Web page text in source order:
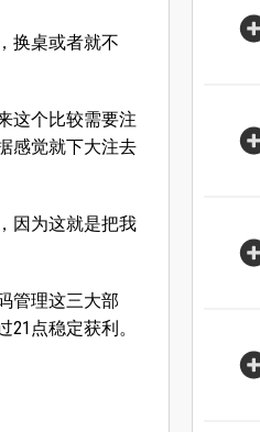
换桌或者就不
这个比较需要注
感觉就下大注去
因为这就是把我
管理这三大部
点稳定获利。